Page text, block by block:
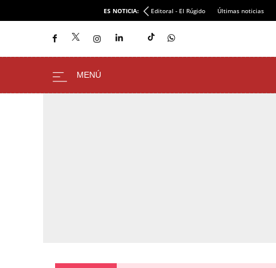
ES NOTICIA: Editoral - El Rúgido Últimas noticias